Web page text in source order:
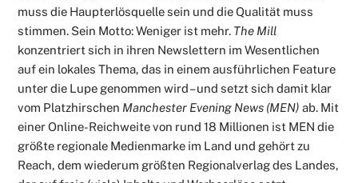
muss die Haupterlösquelle sein und die Qualität muss
stimmen. Sein Motto: Weniger ist mehr. The Mill
konzentriert sich in ihren Newslettern im Wesentlichen
auf ein lokales Thema, das in einem ausführlichen Feature
unter die Lupe genommen wird – und setzt sich damit klar
vom Platzhirschen Manchester Evening News (MEN)ab. Mit
einer Online-Reichweite von rund 18 Millionen ist MEN die
größte regionale Medienmarke im Land und gehört zu
Reach, dem wiederum größten Regionalverlag des Landes,